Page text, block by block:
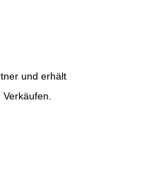
und erhält
Verkäufen.